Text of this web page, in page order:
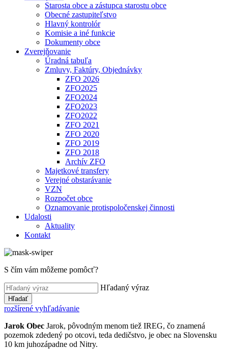
Starosta obce a zástupca starostu obce
Obecné zastupiteľstvo
Hlavný kontrolór
Komisie a iné funkcie
Dokumenty obce
Zverejňovanie
Úradná tabuľa
Zmluvy, Faktúry, Objednávky
ZFO 2026
ZFO2025
ZFO2024
ZFO2023
ZFO2022
ZFO 2021
ZFO 2020
ZFO 2019
ZFO 2018
Archív ZFO
Majetkové transfery
Verejné obstarávanie
VZN
Rozpočet obce
Oznamovanie protispoločenskej činnosti
Udalosti
Aktuality
Kontakt
S čím vám môžeme pomôcť?
Hľadaný výraz
Hľadať
rozšírené vyhľadávanie
Jarok Obec Jarok, pôvodným menom tiež IREG, čo znamená
pozemok zdedený po otcovi, teda dedičstvo, je obec na Slovensku
10 km juhozápadne od Nitry.